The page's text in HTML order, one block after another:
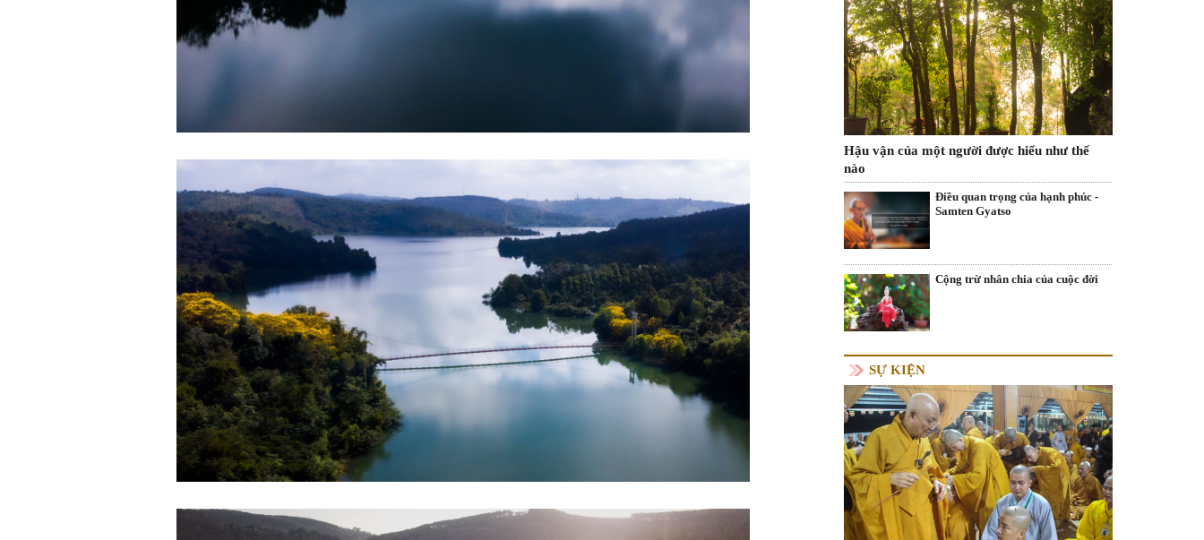
Hậu vận của một người được hiểu như thế
nào
Điều quan trọng của hạnh phúc -
Samten Gyatso
Cộng trừ nhân chia của cuộc đời
SỰ KIỆN